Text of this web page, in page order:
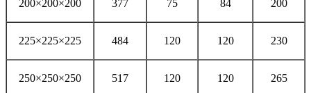
200×200×200 377 75 84 200
225×225×225 484 120 120 230
250×250×250 517 120 120 265